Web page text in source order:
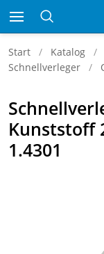
Start Katalog
Schnellverleger
Kunststoff
1.4301